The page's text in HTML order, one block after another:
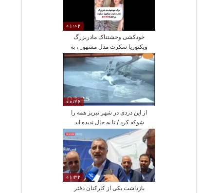
01:02
خودکشی وحشتناک مادربزرگ
ویکتوریا سکرت مدل مشهور ، به
شکل اتانازی
00:26
از این دزدی در شهر تبریز همه را
شوکه کرد / تا به حال ندیده اید
01:32
بازداشت یکی از کارکنان دفتر